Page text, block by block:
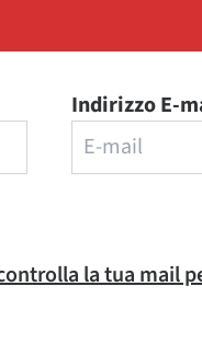
Indirizzo E-
la tua mail